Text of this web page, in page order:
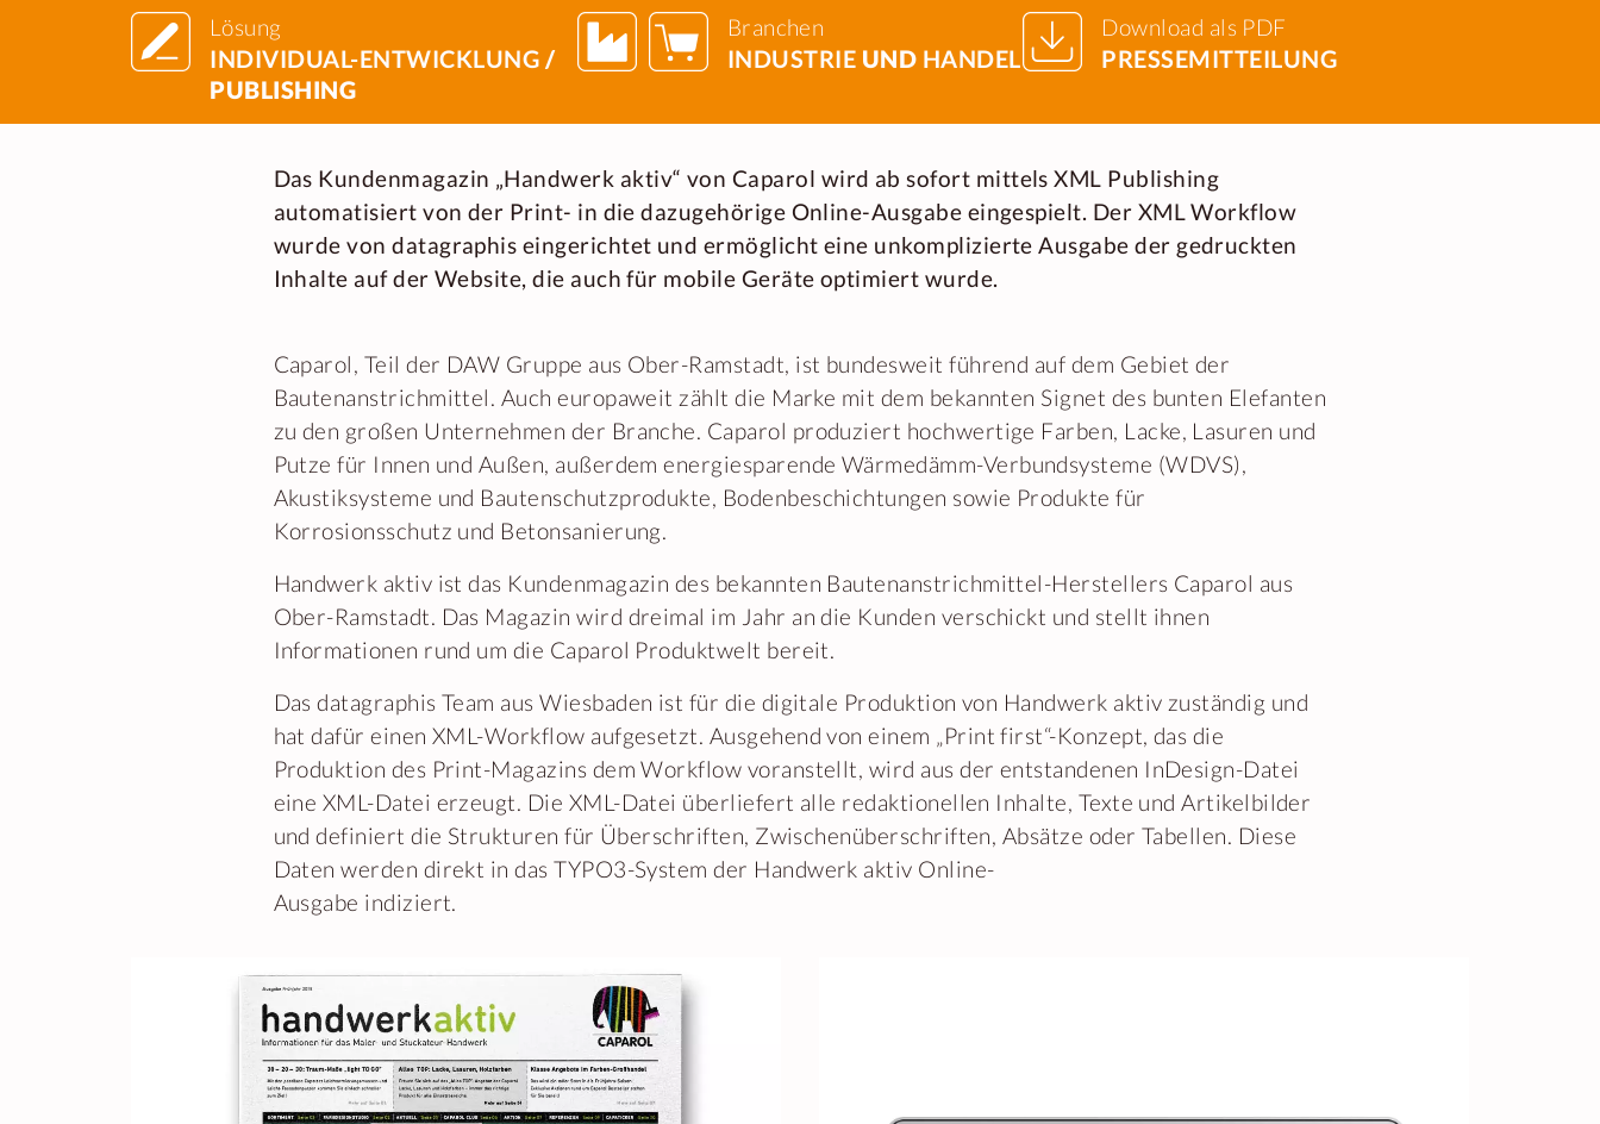
Lösung
INDIVIDUAL-ENTWICKLUNG /
PUBLISHING
Branchen
INDUSTRIE UND HANDEL
Download als PDF
PRESSEMITTEILUNG
Das Kundenmagazin „Handwerk aktiv“ von Caparol wird ab sofort mittels XML Publishing
automatisiert von der Print- in die dazugehörige Online-Ausgabe eingespielt. Der XML Workflow
wurde von datagraphis eingerichtet und ermöglicht eine unkomplizierte Ausgabe der gedruckten
Inhalte auf der Website, die auch für mobile Geräte optimiert wurde.
Caparol, Teil der DAW Gruppe aus Ober-Ramstadt, ist bundesweit führend auf dem Gebiet der
Bautenanstrichmittel. Auch europaweit zählt die Marke mit dem bekannten Signet des bunten Elefanten
zu den großen Unternehmen der Branche. Caparol produziert hochwertige Farben, Lacke, Lasuren und
Putze für Innen und Außen, außerdem energiesparende Wärmedämm-Verbundsysteme (WDVS),
Akustiksysteme und Bautenschutzprodukte, Bodenbeschichtungen sowie Produkte für
Korrosionsschutz und Betonsanierung.
Handwerk aktiv ist das Kundenmagazin des bekannten Bautenanstrichmittel-Herstellers Caparol aus
Ober-Ramstadt. Das Magazin wird dreimal im Jahr an die Kunden verschickt und stellt ihnen
Informationen rund um die Caparol Produktwelt bereit.
Das datagraphis Team aus Wiesbaden ist für die digitale Produktion von Handwerk aktiv zuständig und
hat dafür einen XML-Workflow aufgesetzt. Ausgehend von einem „Print first“-Konzept, das die
Produktion des Print-Magazins dem Workflow voranstellt, wird aus der entstandenen InDesign-Datei
eine XML-Datei erzeugt. Die XML-Datei überliefert alle redaktionellen Inhalte, Texte und Artikelbilder
und definiert die Strukturen für Überschriften, Zwischenüberschriften, Absätze oder Tabellen. Diese
Daten werden direkt in das TYPO3-System der Handwerk aktiv Online-
Ausgabe indiziert.